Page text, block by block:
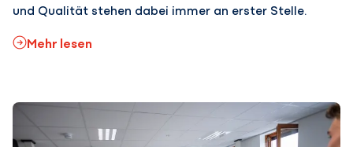
und Qualität stehen dabei immer an erster Stelle.
Mehr lesen